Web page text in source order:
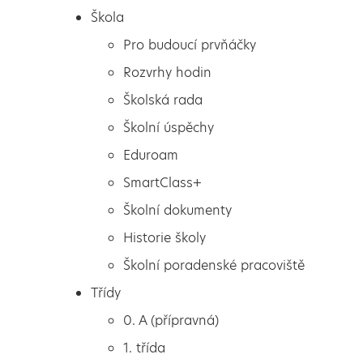
Pro budoucí prvňáčky
Rozvrhy hodin
Školská rada
Škola
Pro budoucí prvňáčky
Rozvrhy hodin
Školská rada
Školní úspěchy
Eduroam
SmartClass+
Školní dokumenty
Historie školy
Školní poradenské pracoviště
Třídy
0. A (přípravná)
1. třída
Školní výlet